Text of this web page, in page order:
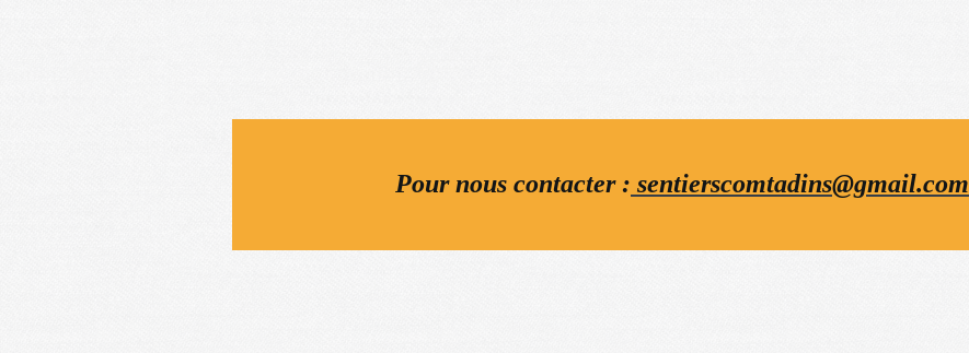
Pour nous contacter : sentierscomtadins@gmail.com